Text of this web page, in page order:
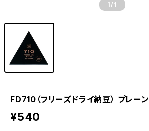
1 /1
FD710（フリーズドライ納豆） プレーン
¥540